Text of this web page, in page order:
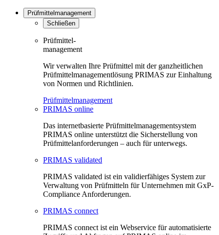
Prüfmittelmanagement
Schließen
Prüfmittel-
management
Wir verwalten Ihre Prüfmittel mit der ganzheitlichen
Prüfmittelmanagementlösung PRIMAS zur Einhaltung
von Normen und Richtlinien.
Prüfmittelmanagement
PRIMAS online
Das internetbasierte Prüfmittelmanagementsystem
PRIMAS online unterstützt die Sicherstellung von
Prüfmittelanforderungen – auch für unterwegs.
PRIMAS validated
PRIMAS validated ist ein validierfähiges System zur
Verwaltung von Prüfmitteln für Unternehmen mit GxP-
Compliance Anforderungen.
PRIMAS connect
PRIMAS connect ist ein Webservice für automatisierte